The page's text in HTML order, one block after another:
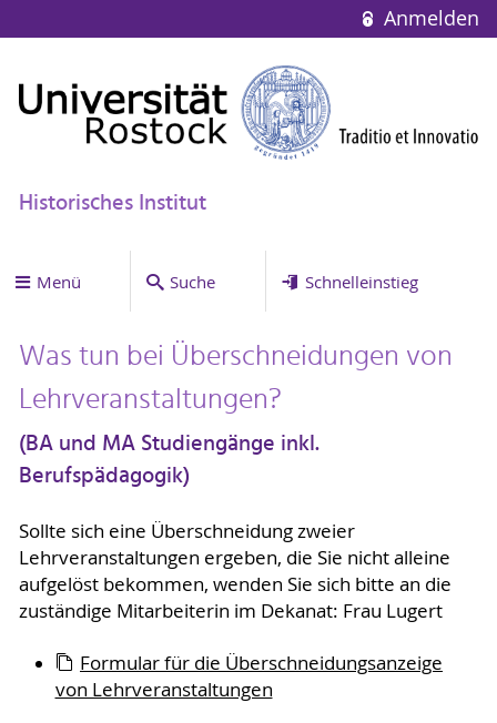
Anmelden
Historisches Institut
Menü Suche Schnelleinstieg
Was tun bei Überschneidungen von
Lehrveranstaltungen?
(BA und MA Studiengänge inkl.
Berufspädagogik)
Sollte sich eine Überschneidung zweier
Lehrveranstaltungen ergeben, die Sie nicht alleine
aufgelöst bekommen, wenden Sie sich bitte an die
zuständige Mitarbeiterin im Dekanat: Frau Lugert
Formular für die Überschneidungsanzeige
von Lehrveranstaltungen